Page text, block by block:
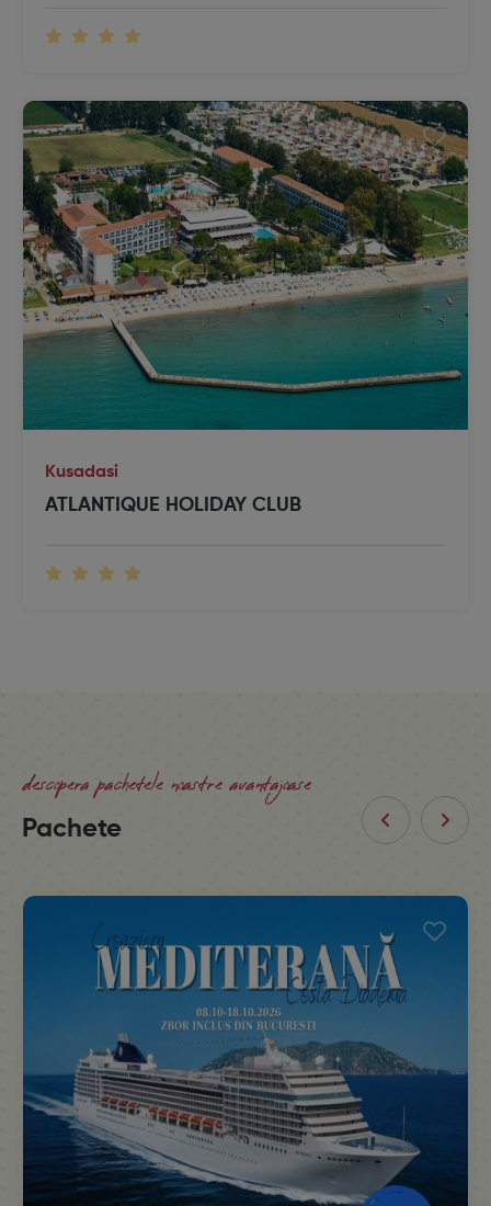
Kusadasi
ATLANTIQUE HOLIDAY CLUB
descopera pachetele noastre avantajoase
Pachete